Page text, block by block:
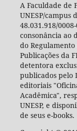
A Faculdade de
UNESP/campus
48.031.918/
consonância ao
do Regulamento
Publicações da
detentora
publicados pelo
editoriais
Acadêmica",
UNESP, e
de seus e-books.